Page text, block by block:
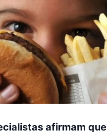
afirmam que